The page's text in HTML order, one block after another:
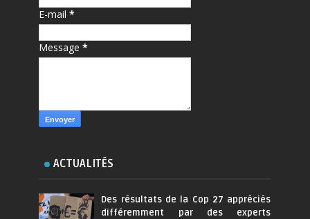
E-mail*
Message*
ACTUALITÉS
Des résultats de la Cop 27 appréciés
différemment par des experts